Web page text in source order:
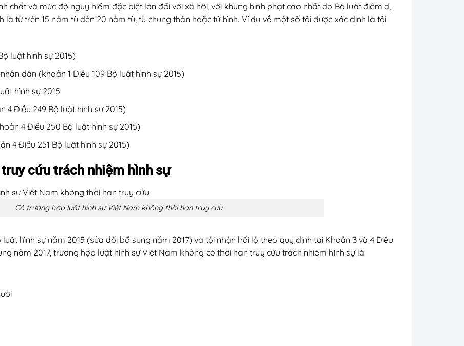
chất và mức độ nguy hiểm đặc biệt lớn đối với xã hội, với khung hình phạt cao nhất do Bộ luật điểm d,
là từ trên 15 năm tù đến 20 năm tù, tù chung thân hoặc tử hình. Ví dụ về một số tội được xác định là tội
luật hình sự 2015)
dân (khoản 1 Điều 109 Bộ luật hình sự 2015)
hình sự 2015
Điều 249 Bộ luật hình sự 2015)
4 Điều 250 Bộ luật hình sự 2015)
4 Điều 251 Bộ luật hình sự 2015)
cứu trách nhiệm hình sự
Có trường hợp luật hình sự Việt Nam không thời hạn truy cứu
hình sự năm 2015 (sửa đổi bổ sung năm 2017) và tội nhận hối lộ theo quy định tại Khoản 3 và 4 Điều
năm 2017, trường hợp luật hình sự Việt Nam không có thời hạn truy cứu trách nhiệm hình sự là: